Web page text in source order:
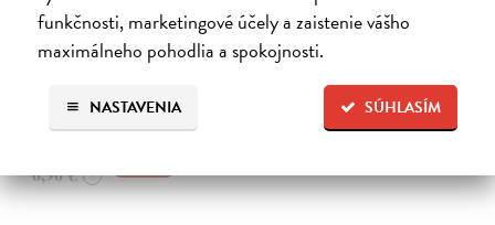
funkčnosti, marketingové účely a zaistenie vášho
maximálneho pohodlia a spokojnosti.
SÚHLASÍM
NASTAVENIA
Raketa 47/2026
kolektív autorov| Časopis
Téma: Francie. Kam se ve Francii vydat a co dobrého ochutnat.
Na sklade
6,56 €
6,90 € ?